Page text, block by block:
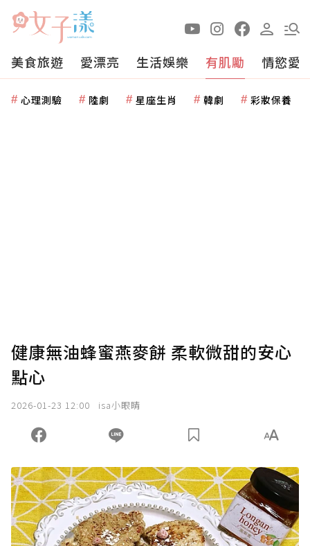
美食旅遊 愛漂亮 生活娛樂 有肌勵 情慾愛
心理測驗 陸劇 星座生肖 韓劇 彩妝保養
健康無油蜂蜜燕麥餅 柔軟微甜的安心
點心
2026-01-23 12:00 isa小眼睛